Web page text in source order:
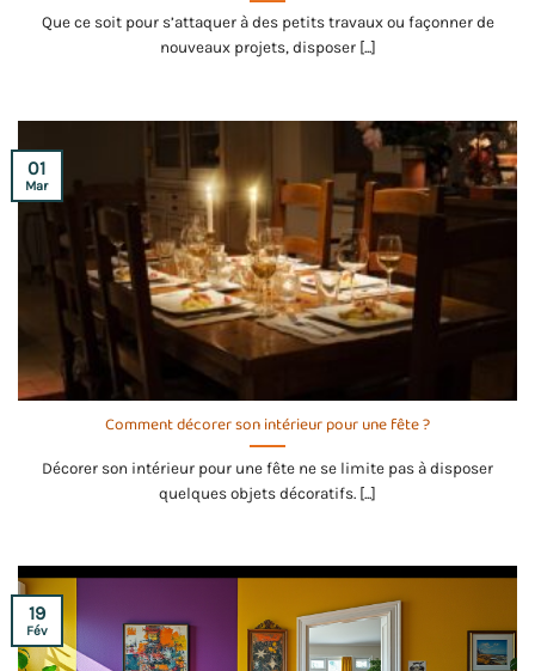
Que ce soit pour s’attaquer à des petits travaux ou façonner de
nouveaux projets, disposer [...]
Comment décorer son intérieur pour une fête ?
Décorer son intérieur pour une fête ne se limite pas à disposer
quelques objets décoratifs. [...]
01
Mar
19
Fév